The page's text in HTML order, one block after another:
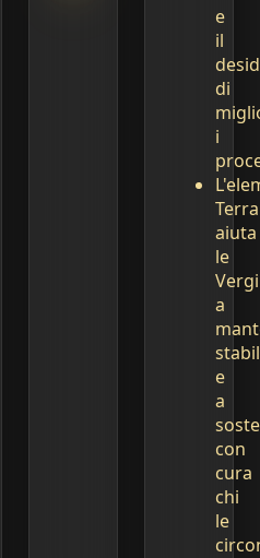
e
il
di
i
Terra
aiuta
le
a
e
a
con
cura
chi
le